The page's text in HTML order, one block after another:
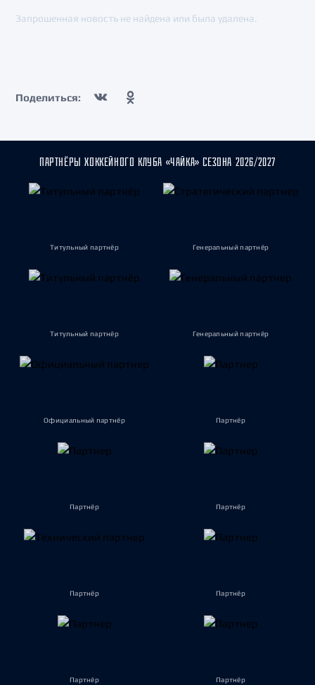
Запрошенная новость не найдена или была удалена.
Поделиться:
ПАРТНЁРЫ ХОККЕЙНОГО КЛУБА «ЧАЙКА» СЕЗОНА 2026/2027
Титульный партнёр Генеральный партнёр
Титульный партнёр Генеральный партнёр
Официальный партнёр Партнёр
Партнёр Партнёр
Партнёр Партнёр
Партнёр Партнёр